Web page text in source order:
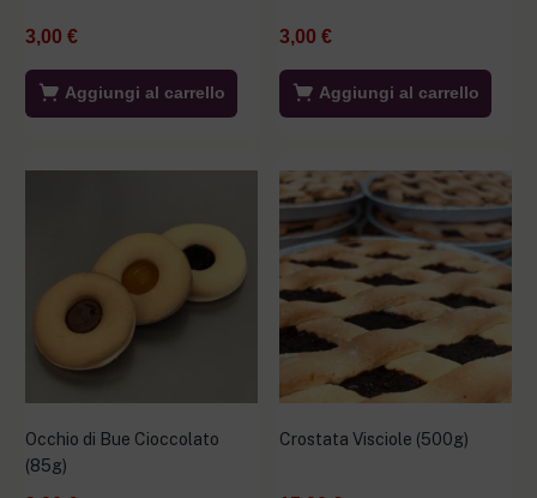
3,00 €
Aggiungi al carrello
3,00 €
Aggiungi al carrello
Occhio di Bue Cioccolato
(85g)
Crostata Visciole (500g)